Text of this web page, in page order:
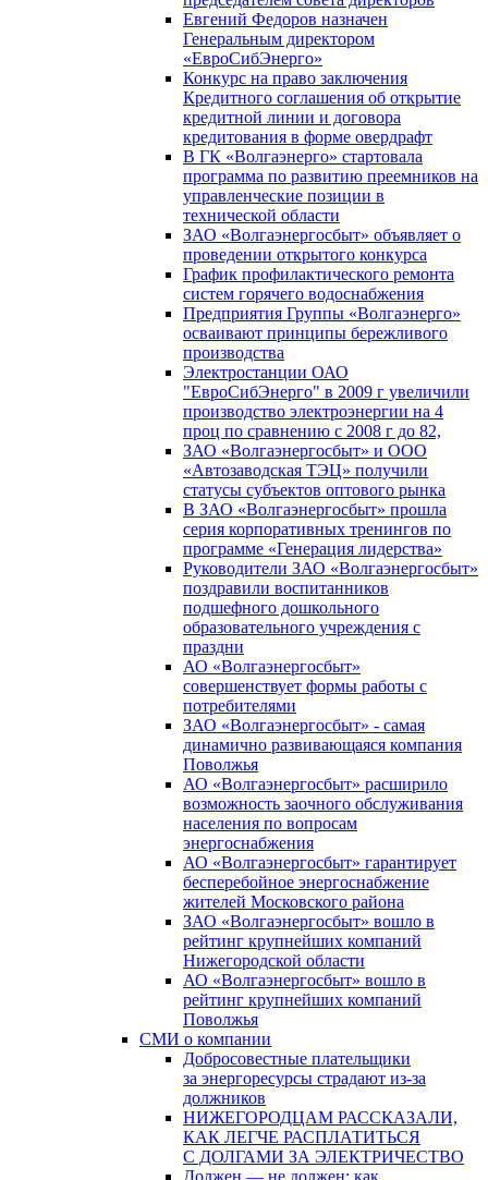
Евгений Федоров назначен
Генеральным директором
«ЕвроСибЭнерго»
Конкурс на право заключения
Кредитного соглашения об открытие
кредитной линии и договора
кредитования в форме овердрафт
В ГК «Волгаэнерго» стартовала
программа по развитию преемников на
управленческие позиции в
технической области
ЗАО «Волгаэнергосбыт» объявляет о
проведении открытого конкурса
График профилактического ремонта
систем горячего водоснабжения
Предприятия Группы «Волгаэнерго»
осваивают принципы бережливого
производства
Электростанции ОАО
"ЕвроСибЭнерго" в 2009 г увеличили
производство электроэнергии на 4
проц по сравнению с 2008 г до 82,
ЗАО «Волгаэнергосбыт» и ООО
«Автозаводская ТЭЦ» получили
статусы субъектов оптового рынка
В ЗАО «Волгаэнергосбыт» прошла
серия корпоративных тренингов по
программе «Генерация лидерства»
Руководители ЗАО «Волгаэнергосбыт»
поздравили воспитанников
подшефного дошкольного
образовательного учреждения с
праздни
АО «Волгаэнергосбыт»
совершенствует формы работы с
потребителями
ЗАО «Волгаэнергосбыт» - самая
динамично развивающаяся компания
Поволжья
АО «Волгаэнергосбыт» расширило
возможность заочного обслуживания
населения по вопросам
энергоснабжения
АО «Волгаэнергосбыт» гарантирует
бесперебойное энергоснабжение
жителей Московского района
ЗАО «Волгаэнергосбыт» вошло в
рейтинг крупнейших компаний
Нижегородской области
АО «Волгаэнергосбыт» вошло в
рейтинг крупнейших компаний
Поволжья
СМИ о компании
Добросовестные плательщики
за энергоресурсы страдают из-за
должников
НИЖЕГОРОДЦАМ РАССКАЗАЛИ,
КАК ЛЕГЧЕ РАСПЛАТИТЬСЯ
С ДОЛГАМИ ЗА ЭЛЕКТРИЧЕСТВО